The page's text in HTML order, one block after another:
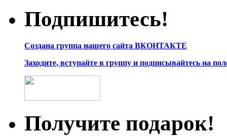
Подпишитесь!
Создана группа нашего сайта ВКОНТАКТЕ
Заходите, вступайте в группу и подписывайтесь на
Получите подарок!